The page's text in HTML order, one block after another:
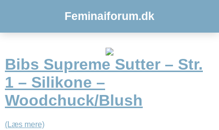
Feminaiforum.dk
Bibs Supreme Sutter – Str.
1 – Silikone –
Woodchuck/Blush
(Læs mere)